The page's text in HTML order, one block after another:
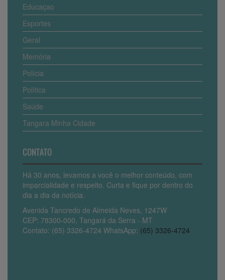
Educaçao
Esportes
Geral
Memória
Polícia
Política
Saúde
Tangara Minha Cidade
CONTATO
Há 30 anos, levamos a você o melhor conteúdo, com
imparcialidade e respeito. Curta e fique por dentro do
dia a dia da notícia.
Avenida Tancredo de Almeida Neves, 1247W
CEP: 78300-000, Tangará da Serra - MT
Contato: (65) 3326-4724 WhatsApp: (65) 3326-4724